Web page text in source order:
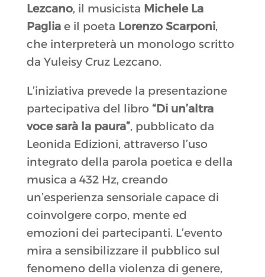
Lezcano, il musicista Michele La
Pagliae il poeta Lorenzo Scarponi,
che interpreterà un monologo scritto
da Yuleisy Cruz Lezcano.
L’iniziativa prevede la presentazione
partecipativa del libro “Di un’altra
voce sarà la paura”, pubblicato da
Leonida Edizioni, attraverso l’uso
integrato della parola poetica e della
musica a 432 Hz, creando
un’esperienza sensoriale capace di
coinvolgere corpo, mente ed
emozioni dei partecipanti. L’evento
mira a sensibilizzare il pubblico sul
fenomeno della violenza di genere,